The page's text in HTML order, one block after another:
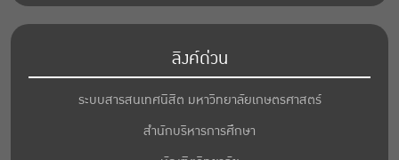
ลิงค์ด่วน
ระบบสารสนเทศนิสิต มหาวิทยาลัยเกษตรศาสตร์
สำนักบริหารการศึกษา